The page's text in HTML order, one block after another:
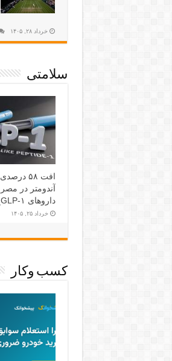
خرداد ۲۸, ۱۴۰۵
سلامتی
افت ۵۸
آندومتر در
داروهای GLP-۱_دلچسب
خرداد ۲۵, ۱۴۰۵
کسب وکار